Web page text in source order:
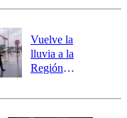
Vuelve la
lluvia a la
Región
este es el